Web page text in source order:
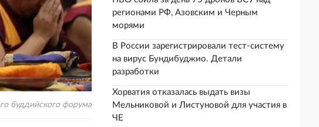
буддийского форума
регионами РФ, Азовским и Черным
морями
В России зарегистрировали тест-систему
на вирус Бундибуджио. Детали
разработки
Хорватия отказалась выдать визы
Мельниковой и Листуновой для участия в
ЧЕ